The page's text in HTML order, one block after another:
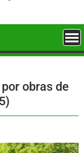
obras de